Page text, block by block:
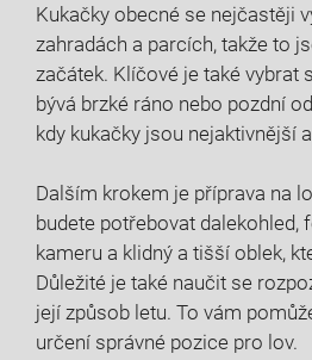
Kukačky obecné se nejčastěji
zahradách a parcích, ⁣takže ⁢to
začátek. Klíčové⁢ je také vybrat
bývá brzké ráno nebo pozdní
‍kdy kukačky jsou nejaktivnější
Dalším krokem‌ je příprava​ na
budete potřebovat dalekohled,
kameru a klidný a ‍tišší oblek,
Důležité⁢ je také naučit se
její způsob ‌letu. To vám
určení správné pozice pro lov.